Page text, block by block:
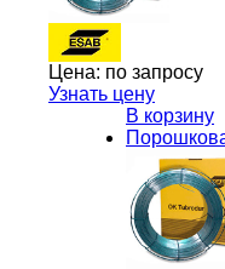
Цена: по запросу
Узнать цену
В корзину